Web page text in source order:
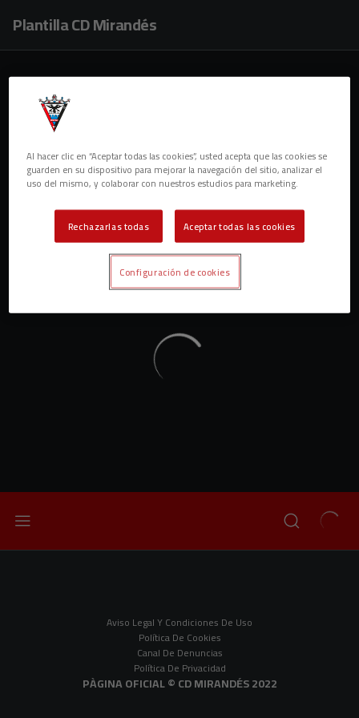
Plantilla CD Mirandés
Aviso Legal Y Condiciones De Uso
Política De Cookies
Canal De Denuncias
Política De Privacidad
PÀGINA OFICIAL © CD MIRANDÉS 2022
Al hacer clic en “Aceptar todas las cookies”, usted acepta que las cookies se
guarden en su dispositivo para mejorar la navegación del sitio, analizar el
uso del mismo, y colaborar con nuestros estudios para marketing.
Rechazarlas todas Aceptar todas las cookies
Configuración de cookies